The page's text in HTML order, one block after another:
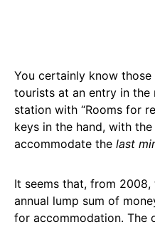
You certainly know
tourists at an entry in
station with “Rooms for
keys in the hand, with
accommodate the last
It seems that, from
annual lump sum of
for accommodation. The